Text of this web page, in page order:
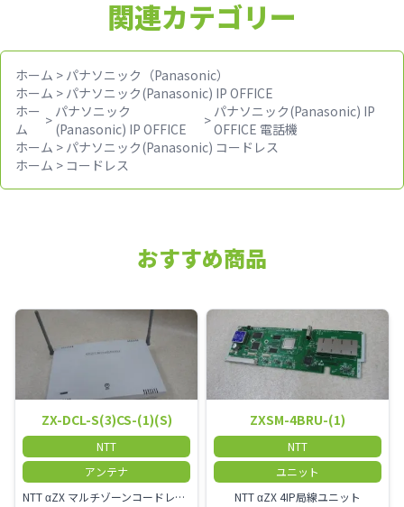
関連カテゴリー
ホーム > パナソニック（Panasonic）
ホーム > パナソニック(Panasonic) IP OFFICE
ホー
ム
> パナソニック
(Panasonic) IP OFFICE
> パナソニック(Panasonic) IP
OFFICE 電話機
ホーム > パナソニック(Panasonic) コードレス
ホーム > コードレス
おすすめ商品
ZX-DCL-S(3)CS-(1)(S)
NTT
アンテナ
NTT αZX マルチゾーンコードレススター増設アンテナ
ZXSM-4BRU-(1)
NTT
ユニット
NTT αZX 4IP局線ユニット